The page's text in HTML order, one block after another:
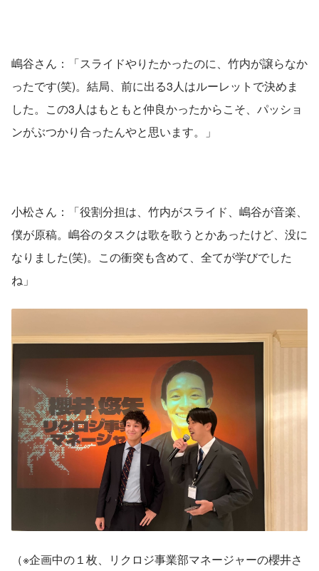
嶋谷さん：「スライドやりたかったのに、竹内が譲らなか
ったです(笑)。結局、前に出る3人はルーレットで決めま
した。この3人はもともと仲良かったからこそ、パッショ
ンがぶつかり合ったんやと思います。」
小松さん：「役割分担は、竹内がスライド、嶋谷が音楽、
僕が原稿。嶋谷のタスクは歌を歌うとかあったけど、没に
なりました(笑)。この衝突も含めて、全てが学びでした
ね」
（※企画中の１枚、リクロジ事業部マネージャーの櫻井さ